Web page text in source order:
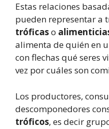
Estas relaciones
pueden representar a
tróficaso
alimenta de quién en
con flechas qué seres
vez por cuáles son
Los productores,
descomponedores
tróficos, es decir